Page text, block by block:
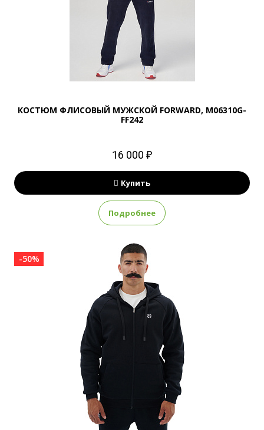
КОСТЮМ ФЛИСОВЫЙ МУЖСКОЙ FORWARD, M06310G-
FF242
16 000 ₽
Купить
Подробнее
-50%